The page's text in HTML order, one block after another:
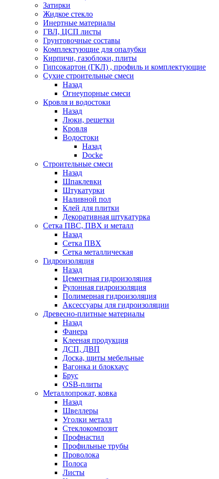
Затирки
Жидкое стекло
Инертные материалы
ГВЛ, ЦСП листы
Грунтовочные составы
Комплектующие для опалубки
Кирпичи, газоблоки, плиты
Гипсокартон (ГКЛ) , профиль и комплектующие
Сухие строительные смеси
Назад
Огнеупорные смеси
Кровля и водостоки
Назад
Люки, решетки
Кровля
Водостоки
Назад
Docke
Строительные смеси
Назад
Шпаклевки
Штукатурки
Наливной пол
Клей для плитки
Декоративная штукатурка
Сетка ПВС, ПВХ и металл
Назад
Сетка ПВХ
Сетка металлическая
Гидроизоляция
Назад
Цементная гидроизоляция
Рулонная гидроизоляция
Полимерная гидроизоляция
Аксессуары для гидроизоляции
Древесно-плитные материалы
Назад
Фанера
Клееная продукция
ДСП, ДВП
Доска, щиты мебельные
Вагонка и блокхаус
Брус
OSB-плиты
Металлопрокат, ковка
Назад
Швеллеры
Уголки металл
Стеклокомпозит
Профнастил
Профильные трубы
Проволока
Полоса
Листы